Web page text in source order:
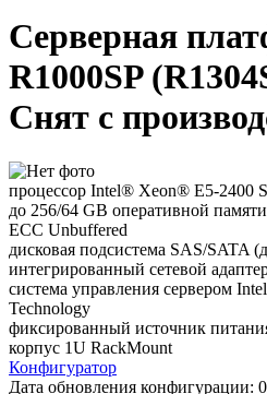
Серверная
R1000SP
Снят с
процессор Intel® Xeon® E5-2400
до 256/64 GB оперативной
ECC Unbuffered
дисковая подсистема SAS/SATA
интегрированный сетевой
система управления сервером
Technology
фиксированный источник
корпус 1U RackMount
Конфигуратор
Дата обновления конфигурации: